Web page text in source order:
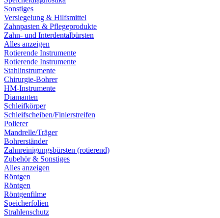
Sonstiges
Versiegelung & Hilfsmittel
Zahnpasten & Pflegeprodukte
Zahn- und Interdentalbürsten
Alles anzeigen
Rotierende Instrumente
Rotierende Instrumente
Stahlinstrumente
Chirurgie-Bohrer
HM-Instrumente
Diamanten
Schleifkörper
Schleifscheiben/Finierstreifen
Polierer
Mandrelle/Träger
Bohrerständer
Zahnreinigungsbürsten (rotierend)
Zubehör & Sonstiges
Alles anzeigen
Röntgen
Röntgen
Röntgenfilme
Speicherfolien
Strahlenschutz